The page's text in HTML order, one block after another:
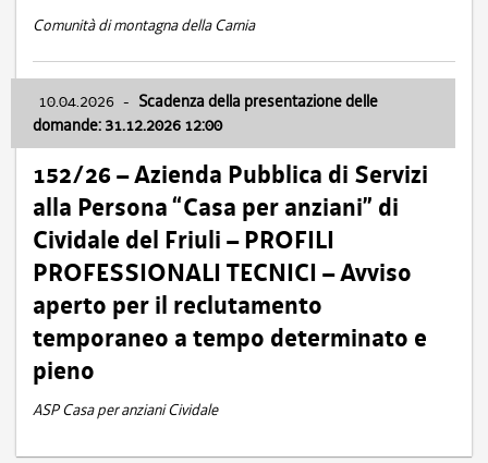
Comunità di montagna della Carnia
10.04.2026 - Scadenza della presentazione delle
domande: 31.12.2026 12:00
152/26 – Azienda Pubblica di Servizi
alla Persona “Casa per anziani” di
Cividale del Friuli – PROFILI
PROFESSIONALI TECNICI – Avviso
aperto per il reclutamento
temporaneo a tempo determinato e
pieno
ASP Casa per anziani Cividale